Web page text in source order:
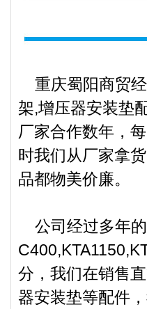
重庆蜀阳商贸
架,增压器安装垫
厂家合作数年，
时我们从厂家拿
品都物美价廉。
公司经过多年的
分，我们在销售
器安装垫等配件